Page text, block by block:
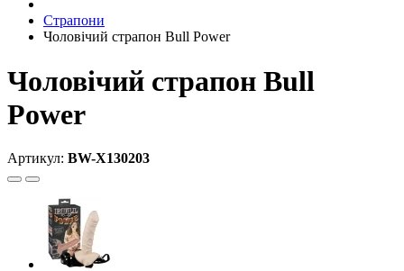
Страпони
Чоловічий страпон Bull Power
Чоловічий страпон Bull
Power
Артикул: BW-X130203